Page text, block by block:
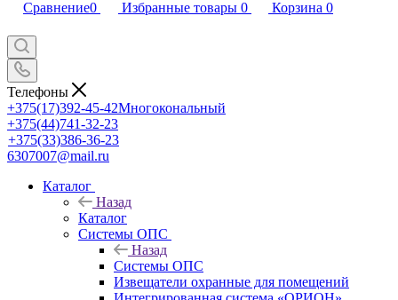
Сравнение0 Избранные товары 0 Корзина 0
Телефоны
+375(17)392-45-42Многокональный
+375(44)741-32-23
+375(33)386-36-23
6307007@mail.ru
Каталог
Назад
Каталог
Системы ОПС
Назад
Системы ОПС
Извещатели охранные для помещений